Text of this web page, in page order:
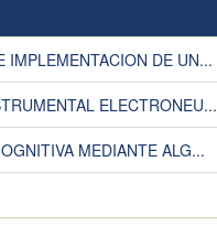
IMPLEMENTACION DE UN...
ELECTRONEU...
MEDIANTE ALG...